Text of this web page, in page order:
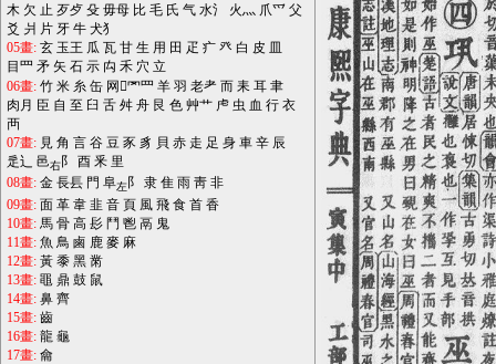
木 欠 止 歹歺 殳 毋母 比 毛 氏 气 水氵 火灬 爪爫 父
爻 爿 片 牙 牛 犬犭
05畫: 玄 玉王 瓜 瓦 甘 生 用 田 疋 疒 癶 白 皮 皿
目罒 矛 矢 石 示 禸 禾 穴 立
06畫: 竹 米 糸 缶 网罓罒 羊 羽 老耂 而 耒 耳 聿
肉月 臣 自 至 臼 舌 舛 舟 艮 色 艸艹 虍 虫 血 行 衣
襾
07畫: 見 角 言 谷 豆 豕 豸 貝 赤 走 足 身 車 辛 辰
辵辶
邑右阝 酉 釆 里
08畫: 金 長镸 門 阜左阝 隶 隹 雨 靑 非
09畫: 面 革 韋 韭 音 頁 風 飛 食 首 香
10畫: 馬 骨 高 髟 鬥 鬯 鬲 鬼
11畫: 魚 鳥 鹵 鹿 麥 麻
12畫: 黃 黍 黑 黹
13畫: 黽 鼎 鼓 鼠
14畫: 鼻 齊
15畫: 齒
16畫: 龍 龜
17畫: 龠